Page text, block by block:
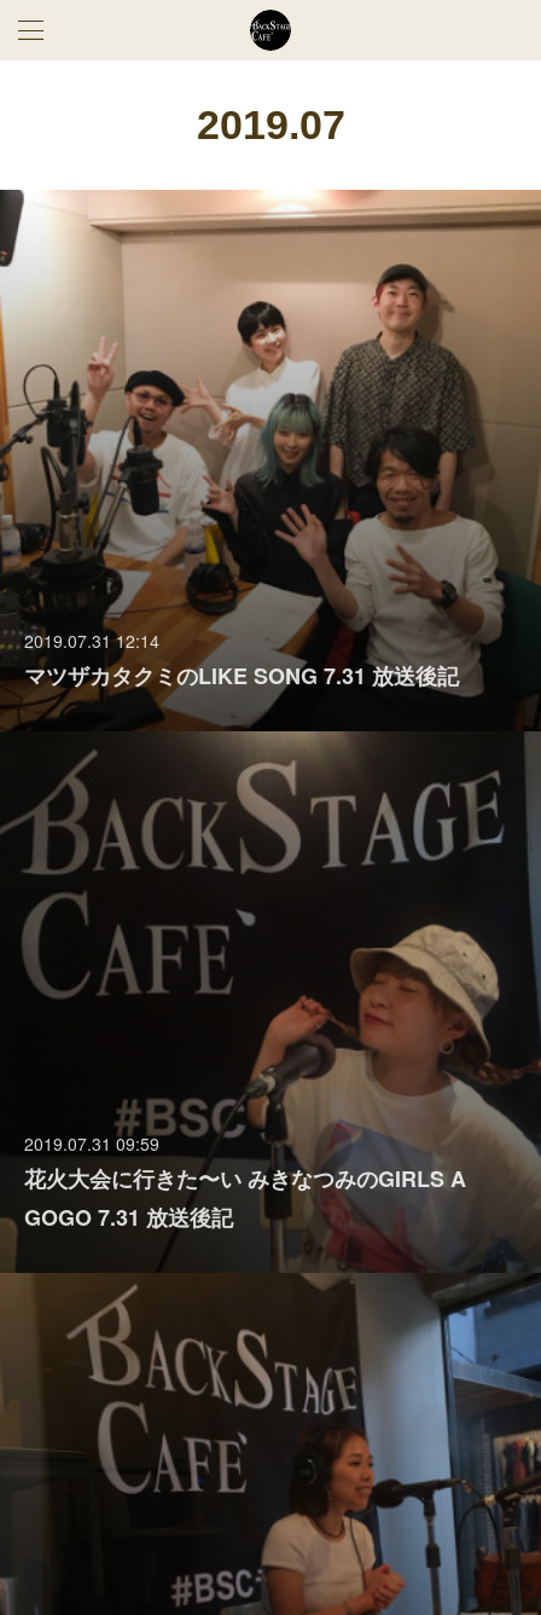
2019.07
2019.07.31 12:14
マツザカタクミのLIKE SONG 7.31 放送後記
2019.07.31 09:59
花火大会に行きた〜い みきなつみのGIRLS A
GOGO 7.31 放送後記